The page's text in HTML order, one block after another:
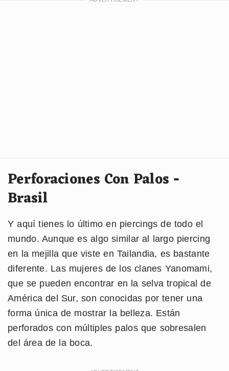
Perforaciones Con Palos -
Brasil
Y aquí tienes lo último en piercings de todo el
mundo. Aunque es algo similar al largo piercing
en la mejilla que viste en Tailandia, es bastante
diferente. Las mujeres de los clanes Yanomami,
que se pueden encontrar en la selva tropical de
América del Sur, son conocidas por tener una
forma única de mostrar la belleza. Están
perforados con múltiples palos que sobresalen
del área de la boca.